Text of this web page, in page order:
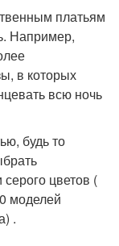
платьям
Например,
в которых
всю ночь
будь то
цветов (
моделей
.